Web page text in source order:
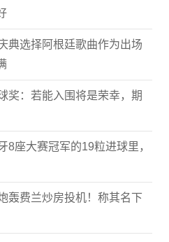
典选择阿根廷歌曲作为出场
奖：若能入围将是荣幸，期
8座大赛冠军的19粒进球里，
轰费兰炒房投机！称其名下